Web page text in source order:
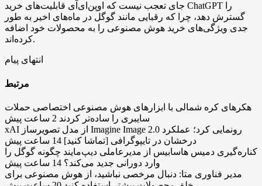
جای تعجب نیست که اوپن‌ای‌آی قابلیت‌های خرید ChatGPT را
گسترش دهد، چرا که رقبایی مانند گوگل در ماه‌های اخیر به طور
جدی ویژگی‌های خرید هوش مصنوعی را به محصولات خود اضافه
کرده‌اند.
انتهای پیام
مرتبط
هکرهای کره شمالی با ابزارهای هوش مصنوعی اختصاصی حملات
سایبری را ساده‌تر کردند 2 ساعت پیش
xAI از مدل تصویرساز Imagine Image 2.0 رونمایی کرد؛ عملکرد
درخشان در تایپوگرافی [تماشا کنید] 14 ساعت پیش
کناره‌گیری دمیس هاسابیس از مدیرعاملی دیپ‌مایند چگونه گوگل را
وارد دورانی جدید می‌کند؟ 14 ساعت پیش
مدیر فناوری متا: دنبال مرخصی نباشید، از هوش مصنوعی برای